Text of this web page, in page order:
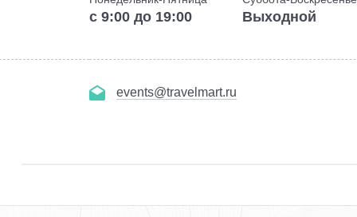
с 9:00 до 19:00 Выходной
events@travelmart.ru